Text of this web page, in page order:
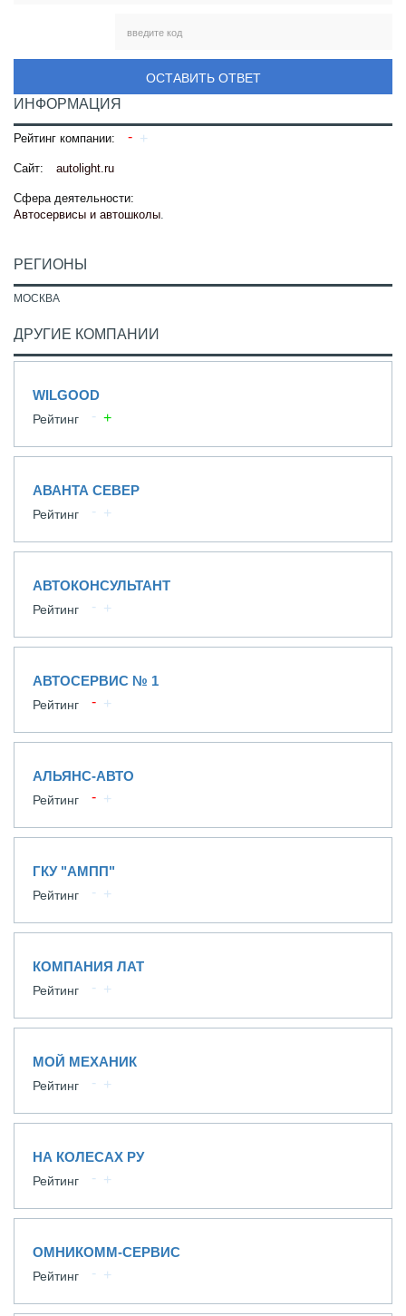
ОСТАВИТЬ ОТВЕТ
ИНФОРМАЦИЯ
Рейтинг компании:
Сайт: autolight.ru
Сфера деятельности:
Автосервисы и автошколы.
РЕГИОНЫ
МОСКВА
ДРУГИЕ КОМПАНИИ
WILGOOD
Рейтинг
АВАНТА СЕВЕР
Рейтинг
АВТОКОНСУЛЬТАНТ
Рейтинг
АВТОСЕРВИС № 1
Рейтинг
АЛЬЯНС-АВТО
Рейтинг
ГКУ "АМПП"
Рейтинг
КОМПАНИЯ ЛАТ
Рейтинг
МОЙ МЕХАНИК
Рейтинг
НА КОЛЕСАХ РУ
Рейтинг
ОМНИКОММ-СЕРВИС
Рейтинг